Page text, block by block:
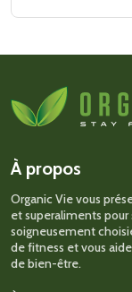
produit
options
peuvent
être
la
du
produit
À propos
Organic Vie vous
et superaliments
soigneusement
de fitness et vous
de bien-être.